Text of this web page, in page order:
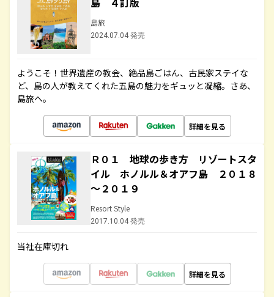
島旅
2024.07.04 発売
ようこそ！世界遺産の教会、絶品島ごはん、古民家ステイな
ど、島の人が教えてくれた五島の魅力をギュッと凝縮。さあ、
島旅へ。
詳細を見る
Ｒ０１ 地球の歩き方 リゾートスタ
イル ホノルル＆オアフ島 ２０１８
～２０１９
Resort Style
2017.10.04 発売
当社在庫切れ
詳細を見る